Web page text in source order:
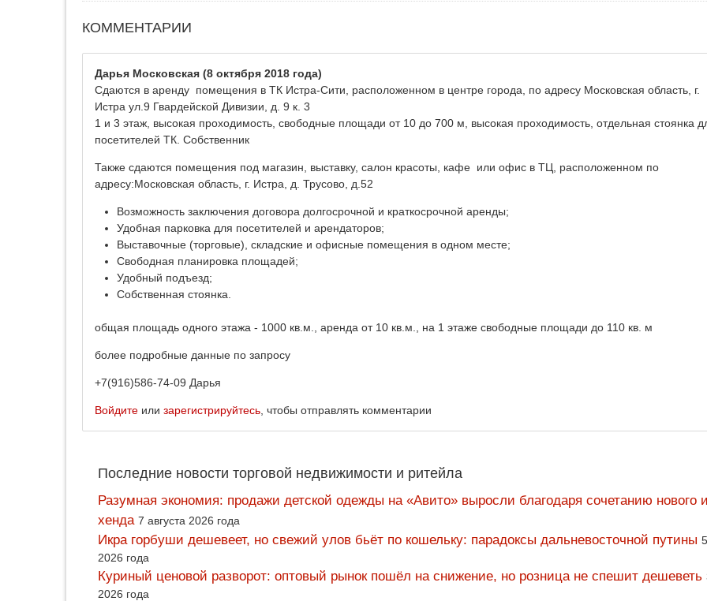
КОММЕНТАРИИ
Дарья Московская (8 октября 2018 года)
Сдаются в аренду помещения в ТК Истра-Сити, расположенном в центре города, по адресу Московская область, г.
Истра ул.9 Гвардейской Дивизии, д. 9 к. 3
1 и 3 этаж, высокая проходимость, свободные площади от 10 до 700 м, высокая проходимость, отдельная стоянка
посетителей ТК. Собственник
Также сдаются помещения под магазин, выставку, салон красоты, кафе или офис в ТЦ, расположенном по
адресу:Московская область, г. Истра, д. Трусово, д.52
Возможность заключения договора долгосрочной и краткосрочной аренды;
Удобная парковка для посетителей и арендаторов;
Выставочные (торговые), складские и офисные помещения в одном месте;
Свободная планировка площадей;
Удобный подъезд;
Собственная стоянка.
общая площадь одного этажа - 1000 кв.м., аренда от 10 кв.м., на 1 этаже свободные площади до 110 кв. м
более подробные данные по запросу
+7(916)586-74-09 Дарья
Войдите или зарегистрируйтесь , чтобы отправлять комментарии
Последние новости торговой недвижимости и ритейла
Разумная экономия: продажи детской одежды на «Авито» выросли благодаря сочетанию нового
хенда 7 августа 2026 года
Икра горбуши дешевеет, но свежий улов бьёт по кошельку: парадоксы дальневосточной путины
2026 года
Куриный ценовой разворот: оптовый рынок пошёл на снижение, но розница не спешит дешеветь
2026 года